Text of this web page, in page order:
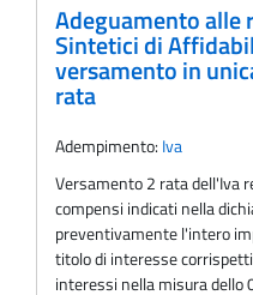
Adeguamento alle
Sintetici di
versamento in
rata
Adempimento: Iva
Versamento 2 rata dell'Iva
compensi indicati nella
preventivamente l'intero
titolo di interesse
interessi nella misura dello